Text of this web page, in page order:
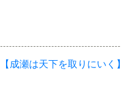
【成瀬は天下を取りにいく】